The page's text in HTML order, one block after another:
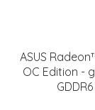
ASUS
OC Edition -